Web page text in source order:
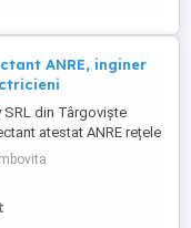
ANRE, inginer
SRL din Târgoviște
atestat ANRE rețele
funcție de experiență) -
medie și joasă
funcție de experiență) -
începând de la